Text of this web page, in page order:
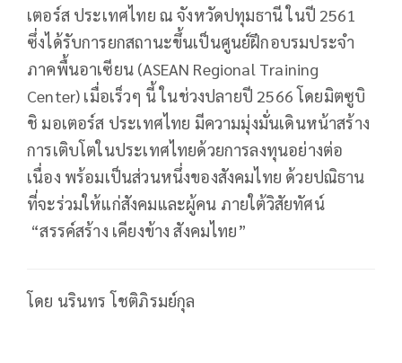
เตอร์ส ประเทศไทย ณ จังหวัดปทุมธานี ในปี 2561
ซึ่งได้รับการยกสถานะขึ้นเป็นศูนย์ฝึกอบรมประจำ
ภาคพื้นอาเซียน (ASEAN Regional Training
Center) เมื่อเร็วๆ นี้ ในช่วงปลายปี 2566 โดยมิตซูบิ
ชิ มอเตอร์ส ประเทศไทย มีความมุ่งมั่นเดินหน้าสร้าง
การเติบโตในประเทศไทยด้วยการลงทุนอย่างต่อ
เนื่อง พร้อมเป็นส่วนหนึ่งของสังคมไทย ด้วยปณิธาน
ที่จะร่วมให้แก่สังคมและผู้คน ภายใต้วิสัยทัศน์
“สรรค์สร้าง เคียงข้าง สังคมไทย”
โดย นรินทร โชติภิรมย์กุล